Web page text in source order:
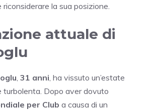
la sua posizione.
attuale di
31 anni , ha vissuto un’estate
turbolenta. Dopo aver dovuto
per Club a causa di un